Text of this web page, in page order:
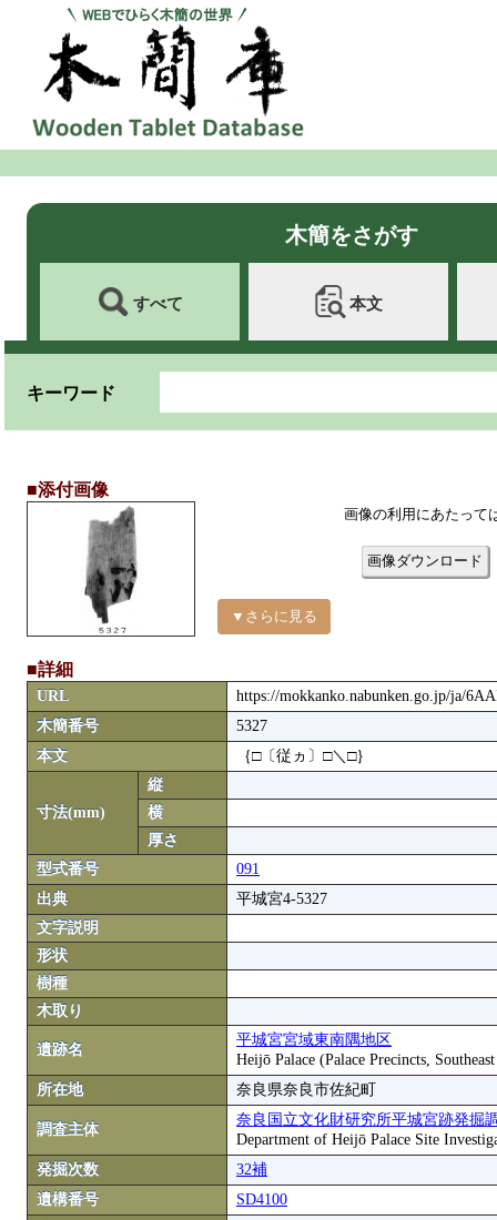
木簡をさがす
すべて 本文
キーワード
■添付画像
▼さらに見る
画像の利用にあたって
画像ダウンロード
■詳細
URL
https://mokkanko.nabunken.go.jp/ja/
木簡番号
5327
本文
｛□〔従ヵ〕□＼□｝
寸法(mm)
縦
横
厚さ
型式番号
091
出典
平城宮4-5327
文字説明
形状
樹種
木取り
遺跡名
平城宮宮域東南隅地区
Heijō Palace (Palace Precincts,
所在地
奈良県奈良市佐紀町
調査主体
奈良国立文化財研究所平城宮跡発掘
Department of Heijō Palace Site
発掘次数
32補
遺構番号
SD4100